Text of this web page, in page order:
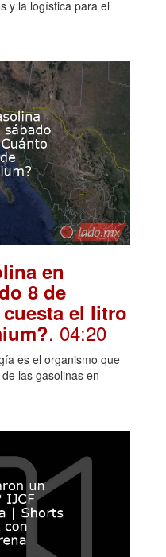
y la logística para el
en
8 de
el litro
. 04:20
es el organismo que
las gasolinas en